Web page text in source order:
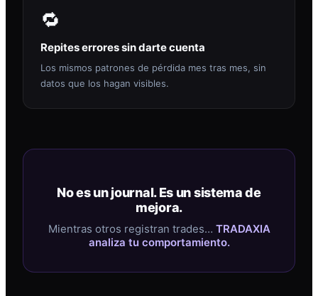
🔁
Repites errores sin darte cuenta
Los mismos patrones de pérdida mes tras mes, sin
datos que los hagan visibles.
No es un journal. Es un sistema de
mejora.
Mientras otros registran trades… TRADAXIA
analiza tu comportamiento.